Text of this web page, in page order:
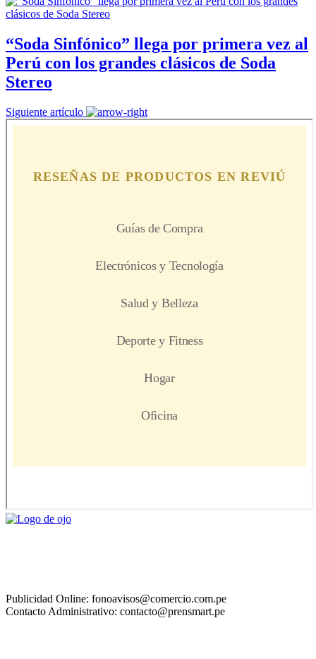
“Soda Sinfónico” llega por primera vez al
Perú con los grandes clásicos de Soda
Stereo
Siguiente artículo
Publicidad Online: fonoavisos@comercio.com.pe
Contacto Administrativo: contacto@prensmart.pe